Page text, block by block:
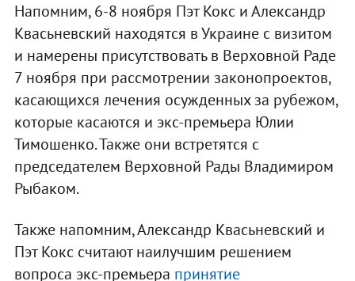
Напомним, 6-8 ноября Пэт Кокс и Александр
Квасьневский находятся в Украине с визитом
и намерены присутствовать в Верховной Раде
7 ноября при рассмотрении законопроектов,
касающихся лечения осужденных за рубежом,
которые касаются и экс-премьера Юлии
Тимошенко. Также они встретятся с
председателем Верховной Рады Владимиром
Рыбаком.
Также напомним, Александр Квасьневский и
Пэт Кокс считают наилучшим решением
вопроса экс-премьера принятие